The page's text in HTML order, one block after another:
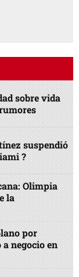
sobre vida
suspendió
?
Olimpia
la
por
negocio en